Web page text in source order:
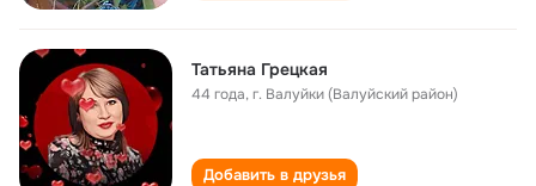
Татьяна Грецкая
44 года,г. Валуйки (Валуйский район)
Добавить в друзья